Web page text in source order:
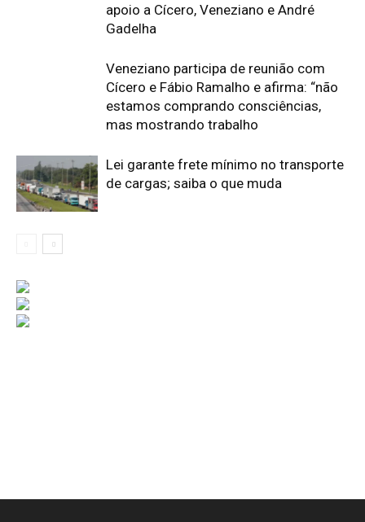
apoio a Cícero, Veneziano e André
Gadelha
Veneziano participa de reunião com
Cícero e Fábio Ramalho e afirma: “não
estamos comprando consciências,
mas mostrando trabalho
Lei garante frete mínimo no transporte
de cargas; saiba o que muda